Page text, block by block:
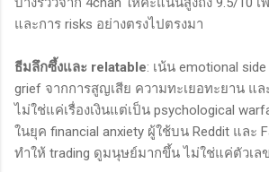
และการ risks อย่างตรงไปตรงมา
ธีมลึกซึ้งและ relatable: เน้น emotional
grief จากการสูญเสีย ความทะเยอทะยาน แ
ไม่ใช่แค่เรื่องเงินแต่เป็น psychological
ในยุค financial anxiety ผู้ใช้บน Reddit และ
ทำให้ trading ดูมนุษย์มากขึ้น ไม่ใช่แค่ตัวเลข